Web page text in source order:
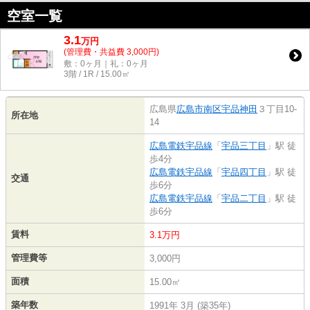
空室一覧
3.1万円
(管理費・共益費 3,000円)
敷：0ヶ月｜礼：0ヶ月
3階 / 1R / 15.00㎡
所在地
広島県広島市南区宇品神田 ３丁目10-
14
交通
広島電鉄宇品線 「 宇品三丁目 」駅 徒
歩4分
広島電鉄宇品線 「 宇品四丁目 」駅 徒
歩6分
広島電鉄宇品線 「 宇品二丁目 」駅 徒
歩6分
賃料 3.1万円
管理費等 3,000円
面積 15.00㎡
築年数 1991年 3月 (築35年)